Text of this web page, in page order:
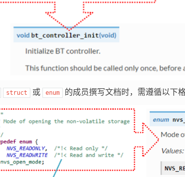
struct 或 enum 的成员撰写文档时，需遵循以下